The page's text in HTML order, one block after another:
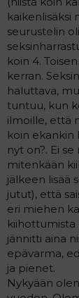
kaikenlisäksi
seurustelin
koin 4.
kerran.
haluttava,
tuntuu, kun
ilmoille, että
koin ekankin
nyt on?. Ei
mitenkään
jälkeen lisää
jutut), että
eri miehen
kiihottumista
jännitti aina
epävarma,
ja pienet.
Nykyään